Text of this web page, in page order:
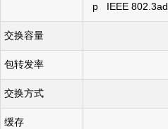
p IEEE 802.3ad
交换容量
包转发率
交换方式
缓存